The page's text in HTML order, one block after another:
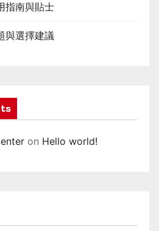
指南與貼士
與選擇建議
on Hello world!